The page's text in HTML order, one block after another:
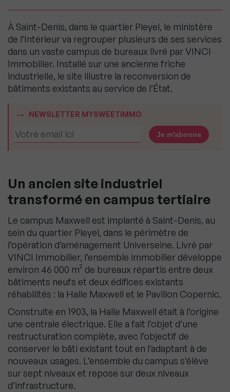
À Saint-Denis, dans le quartier Pleyel, le ministère
de l’Intérieur va regrouper plusieurs de ses services
dans un vaste campus de bureaux livré par VINCI
Immobilier. Installé sur une ancienne friche
industrielle, le site illustre la reconversion de
bâtiments existants au service de l’État.
NEWSLETTER MYSWEETIMMO
Un ancien site industriel
transformé en campus tertiaire
Le campus Maxwell est implanté à Saint-Denis, au
sein du quartier Pleyel, dans le périmètre de
l’opération d’aménagement Universeine. Livré par
VINCI Immobilier, l’ensemble immobilier développe
environ 46 000 m² de bureaux répartis entre deux
bâtiments neufs et deux édifices existants
réhabilités : la Halle Maxwell et le Pavillon Copernic.
Construite en 1903, la Halle Maxwell était à l’origine
une centrale électrique. Elle a fait l’objet d’une
restructuration complète, avec l’objectif de
conserver le bâti existant tout en l’adaptant à de
nouveaux usages. L’ensemble du campus s’élève
sur sept niveaux et repose sur deux niveaux
d’infrastructure.